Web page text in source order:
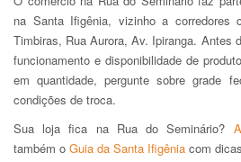
na Santa Ifigênia, vizinho a corredores
Timbiras, Rua Aurora, Av. Ipiranga. Antes
funcionamento e disponibilidade de
em quantidade, pergunte sobre grade
condições de troca.
Sua loja fica na Rua do Seminário?
também o Guia da Santa Ifigênia com